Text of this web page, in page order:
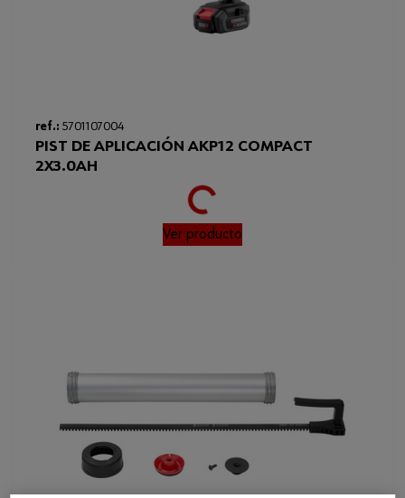
ref.: 5701107004
PIST DE APLICACIÓN AKP12 COMPACT
2X3.0AH
Loading...
Ver producto